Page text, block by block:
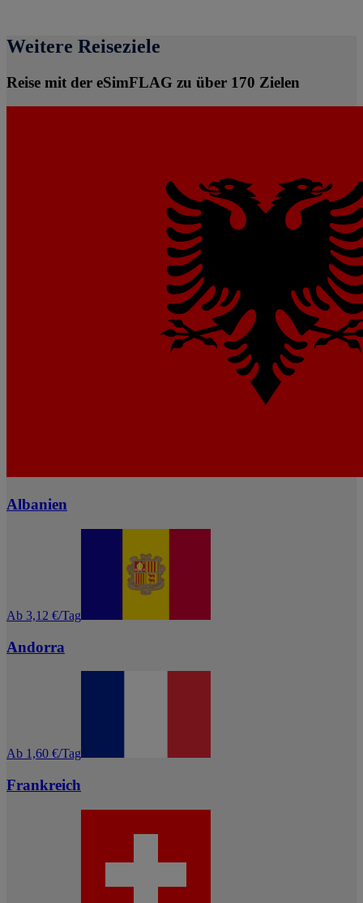
Weitere Reiseziele
Reise mit der eSimFLAG zu über 170 Zielen
Albanien
Ab 3,12 €/Tag
Andorra
Ab 1,60 €/Tag
Frankreich